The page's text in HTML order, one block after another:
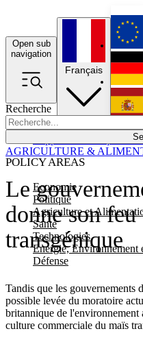
Open sub
navigation
Recherche
POLICY AREAS
Economie
Politique
Agriculture et
Santé
Technologies
Energie, Environnement
Défense
Français
Le
donne son
transgénique
Tandis que les gouvernements
possible levée du moratoire
britannique de l'environnement
culture commerciale du maïs
AGRICULTURE &